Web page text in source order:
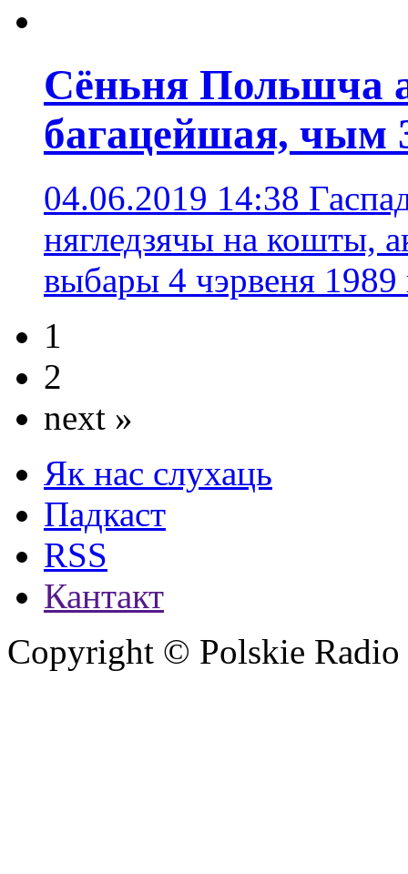
Сёньня Польшча
багацейшая, чым
04.06.2019 14:38
нягледзячы на кошты,
выбары 4 чэрвеня 1989
1
2
next »
Як нас слухаць
Падкаст
RSS
Кантакт
Copyright © Polskie